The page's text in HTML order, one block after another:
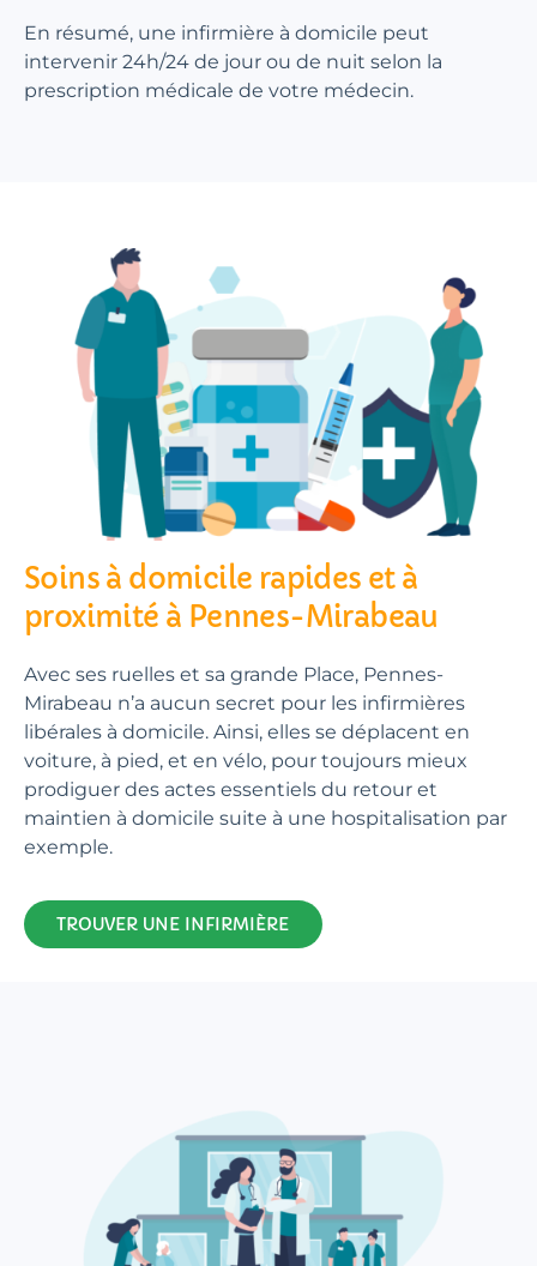
En résumé, une infirmière à domicile peut
intervenir 24h/24 de jour ou de nuit selon la
prescription médicale de votre médecin.
Soins à domicile rapides et à
proximité à Pennes-Mirabeau
Avec ses ruelles et sa grande Place, Pennes-
Mirabeau n’a aucun secret pour les infirmières
libérales à domicile. Ainsi, elles se déplacent en
voiture, à pied, et en vélo, pour toujours mieux
prodiguer des actes essentiels du retour et
maintien à domicile suite à une hospitalisation par
exemple.
TROUVER UNE INFIRMIÈRE